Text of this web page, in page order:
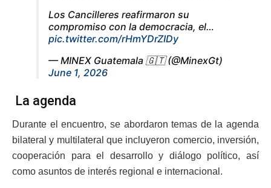
Los Cancilleres reafirmaron su
compromiso con la democracia, el…
pic.twitter.com/rHmYDrZIDy
— MINEX Guatemala 🇬🇹 (@MinexGt)
June 1, 2026
La agenda
Durante el encuentro, se abordaron temas de la agenda
bilateral y multilateral que incluyeron comercio, inversión,
cooperación para el desarrollo y diálogo político, así
como asuntos de interés regional e internacional.